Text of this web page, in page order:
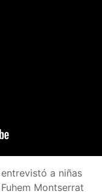
a niñas
Montserrat